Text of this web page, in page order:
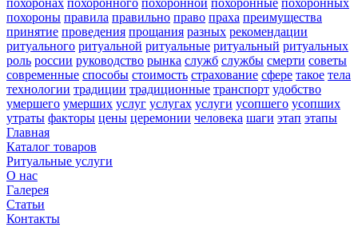
похоронах похоронного похоронной похоронные похоронных
похороны правила правильно право праха преимущества
принятие проведения прощания разных рекомендации
ритуального ритуальной ритуальные ритуальный ритуальных
роль россии руководство рынка служб службы смерти советы
современные способы стоимость страхование сфере такое тела
технологии традиции традиционные транспорт удобство
умершего умерших услуг услугах услуги усопшего усопших
утраты факторы цены церемонии человека шаги этап этапы
Главная
Каталог товаров
Ритуальные услуги
О нас
Галерея
Статьи
Контакты